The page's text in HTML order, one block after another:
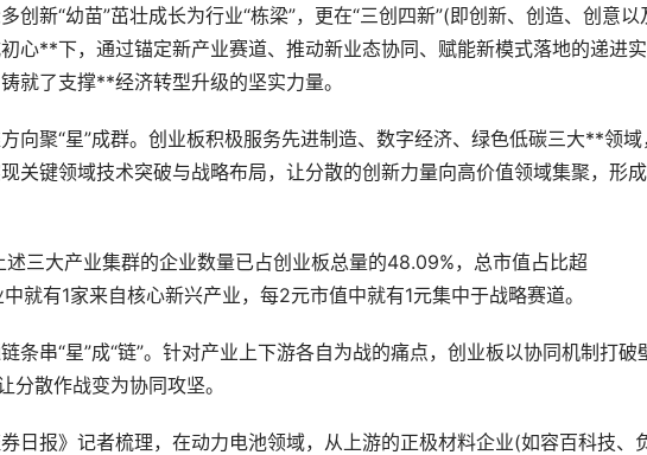
新“幼苗”茁壮成长为行业“栋梁”，更在“三创四新”(即创新、创造、创意以
心**下，通过锚定新产业赛道、推动新业态协同、赋能新模式落地的递进实
就了支撑**经济转型升级的坚实力量。
聚“星”成群。创业板积极服务先进制造、数字经济、绿色低碳三大**领域
关键领域技术突破与战略布局，让分散的创新力量向高价值领域集聚，形
大产业集群的企业数量已占创业板总量的48.09%，总市值占比超
就有1家来自核心新兴产业，每2元市值中就有1元集中于战略赛道。
串“星”成“链”。针对产业上下游各自为战的痛点，创业板以协同机制打破
分散作战变为协同攻坚。
报》记者梳理，在动力电池领域，从上游的正极材料企业(如容百科技、